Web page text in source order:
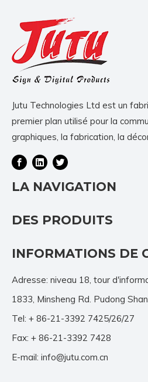
Jutu Technologies Ltd est un
premier plan utilisé pour la
graphiques, la fabrication, la
LA NAVIGATION
DES PRODUITS
INFORMATIONS DE
Adresse: niveau 18, tour
1833, Minsheng Rd. Pudong
Tel: + 86-21-3392 7425/26/27
Fax: + 86-21-3392 7428
E-mail: info@jutu.com.cn